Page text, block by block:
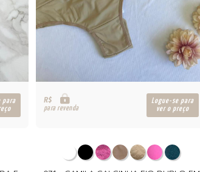
para
R$
para revenda
Logue-se para
ver o preço